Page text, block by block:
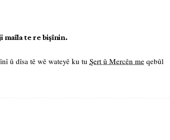
maîla te re bişînin.
û dîsa tê wê wateyê ku tu Şert û Mercên me qebûl